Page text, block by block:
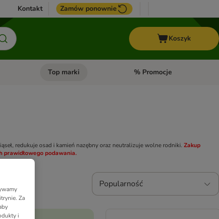
Kontakt Zamów ponownie
Koszyk
kategorii: PtakiOtwórz menu kategorii: Konie
Top marki Otwórz menu kategorii: Top
% Promocje
redukuje osad i kamień nazębny oraz neutralizuje wolne rodniki. Zakup
prawidłowego podawania.
Popularność
Za
i